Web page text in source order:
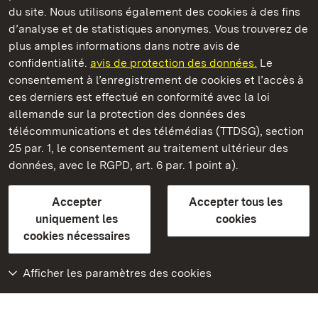
du site. Nous utilisons également des cookies à des fins
d’analyse et de statistiques anonymes. Vous trouverez de
plus amples informations dans notre avis de
confidentialité. avis de protection des données. Le
consentement à l’enregistrement de cookies et l’accès à
ces derniers est effectué en conformité avec la loi
allemande sur la protection des données des
télécommunications et des télémédias (TTDSG), section
25 par. 1, le consentement au traitement ultérieur des
données, avec le RGPD, art. 6 par. 1 point a).
Accepter
uniquement les
cookies nécessaires
Accepter tous les
cookies
Afficher les paramètres des cookies
Nouveau Château de Tettnang
Châteaux et jardins publics du Bade-Wurtemberg
FAQ et réponsesMentions légalesProtection des données
Explications sur l’accessibilité
BITV-konform (geprüfte Seiten)
plus loin
Accueil
Monuments
Rendez-nous visite